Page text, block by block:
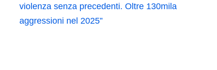
violenza senza precedenti. Oltre 130mila
aggressioni nel 2025”